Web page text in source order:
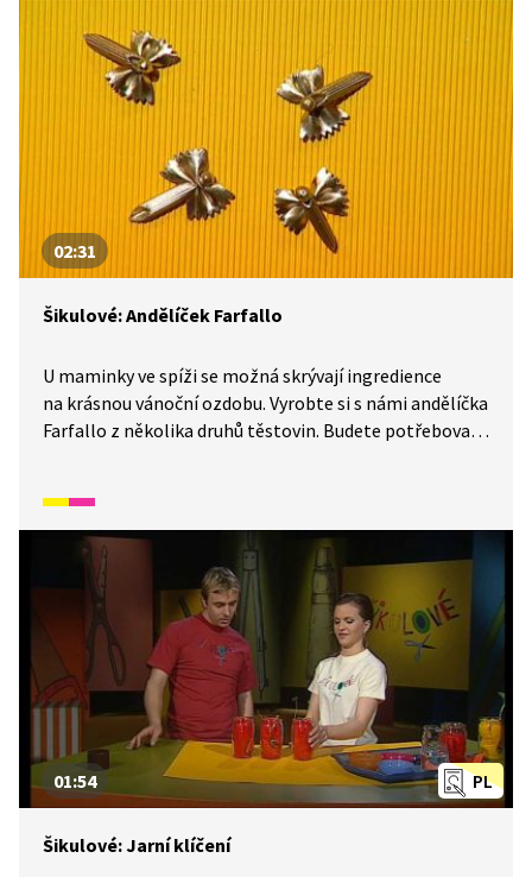
02:31
Šikulové: Andělíček Farfallo
U maminky ve spíži se možná skrývají ingredience
na krásnou vánoční ozdobu. Vyrobte si s námi andělíčka
Farfallo z několika druhů těstovin. Budete potřebovat
jednoduchých kroků a andílci jsou tu!
PL
01:54
Šikulové: Jarní klíčení